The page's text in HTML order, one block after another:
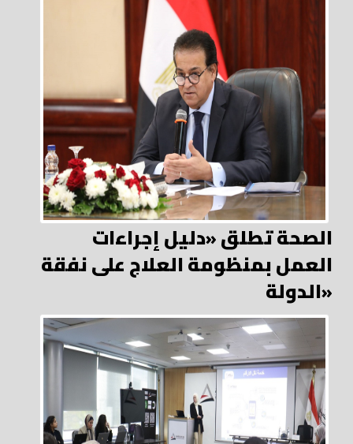
الصحة تطلق «دليل إجراءات
العمل بمنظومة العلاج على نفقة
الدولة»